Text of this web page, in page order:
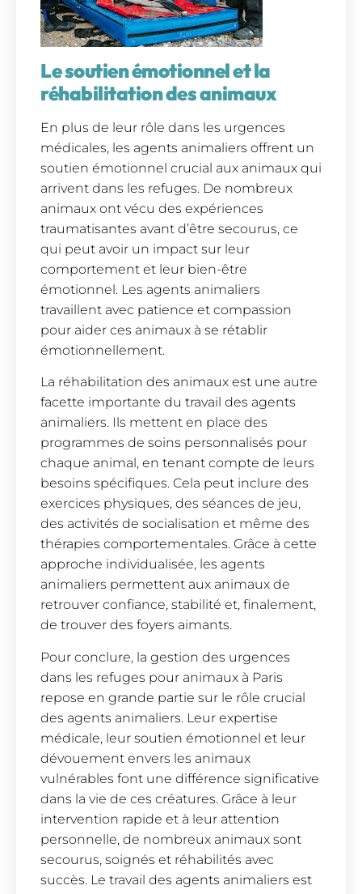
Le soutien émotionnel et la
réhabilitation des animaux
En plus de leur rôle dans les urgences
médicales, les agents animaliers offrent un
soutien émotionnel crucial aux animaux qui
arrivent dans les refuges. De nombreux
animaux ont vécu des expériences
traumatisantes avant d’être secourus, ce
qui peut avoir un impact sur leur
comportement et leur bien-être
émotionnel. Les agents animaliers
travaillent avec patience et compassion
pour aider ces animaux à se rétablir
émotionnellement.
La réhabilitation des animaux est une autre
facette importante du travail des agents
animaliers. Ils mettent en place des
programmes de soins personnalisés pour
chaque animal, en tenant compte de leurs
besoins spécifiques. Cela peut inclure des
exercices physiques, des séances de jeu,
des activités de socialisation et même des
thérapies comportementales. Grâce à cette
approche individualisée, les agents
animaliers permettent aux animaux de
retrouver confiance, stabilité et, finalement,
de trouver des foyers aimants.
Pour conclure, la gestion des urgences
dans les refuges pour animaux à Paris
repose en grande partie sur le rôle crucial
des agents animaliers. Leur expertise
médicale, leur soutien émotionnel et leur
dévouement envers les animaux
vulnérables font une différence significative
dans la vie de ces créatures. Grâce à leur
intervention rapide et à leur attention
personnelle, de nombreux animaux sont
secourus, soignés et réhabilités avec
succès. Le travail des agents animaliers est